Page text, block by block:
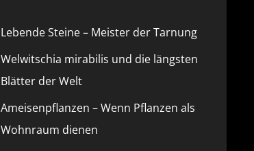
Lebende Steine – Meister der Tarnung
Welwitschia mirabilis und die längsten
Blätter der Welt
Ameisenpflanzen – Wenn Pflanzen als
Wohnraum dienen